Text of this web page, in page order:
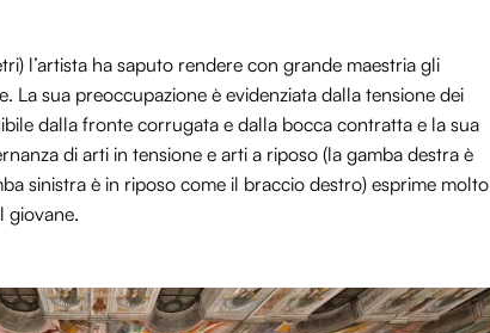
l’artista ha saputo rendere con grande maestria gli
La sua preoccupazione è evidenziata dalla tensione dei
dalla fronte corrugata e dalla bocca contratta e la sua
di arti in tensione e arti a riposo (la gamba destra è
sinistra è in riposo come il braccio destro) esprime molto
giovane.